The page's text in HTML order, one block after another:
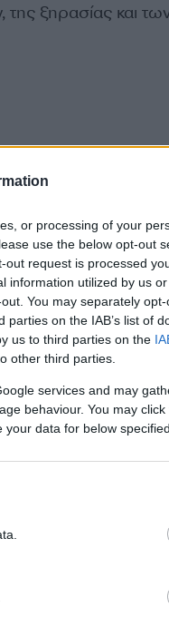
or processing of your
use the below opt-out
request is processed
information utilized by us
You may separately
on the IAB’s list of
us to third parties on the
other third parties.
services and may
behaviour. You may
data for below
ξηρασίας και